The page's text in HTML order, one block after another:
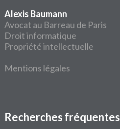
Alexis Baumann
Avocat au Barreau de Paris
Droit informatique
Propriété intellectuelle
Mentions légales
Recherches fréquentes